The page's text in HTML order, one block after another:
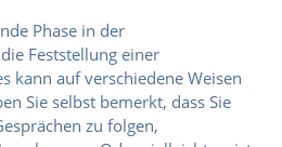
Phase in der
Feststellung einer
kann auf verschiedene Weisen
Sie selbst bemerkt, dass Sie
zu folgen,